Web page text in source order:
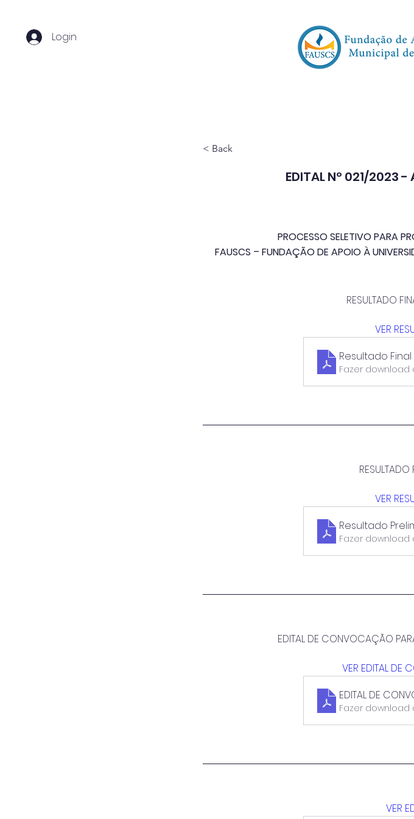
Login
< Back
EDITAL Nº 021/2023 -
PROCESSO SELETIVO PARA
FAUSCS – FUNDAÇÃO DE APOIO À
RESULTADO
VER
Resultado Final
Fazer download
RESULTADO
VER
Resultado
Fazer download
EDITAL DE CONVOCAÇÃO
VER EDITAL DE
EDITAL DE
Fazer download
VER